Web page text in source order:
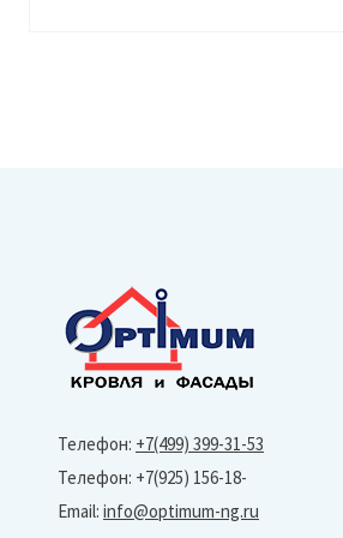
Телефон: +7(499) 399-31-53
Телефон: +7(925) 156-18-
Email: info@optimum-ng.ru